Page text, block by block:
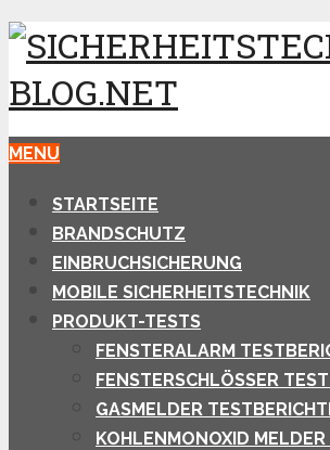
MENU
STARTSEITE
BRANDSCHUTZ
EINBRUCHSICHERUNG
MOBILE SICHERHEITSTECHNIK
PRODUKT-TESTS
FENSTERALARM
FENSTERSCHLÖSSER
GASMELDER
KOHLENMONOXID